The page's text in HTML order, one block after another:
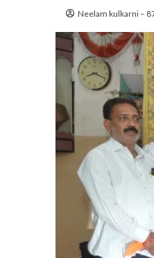
Neelam kulkarni –